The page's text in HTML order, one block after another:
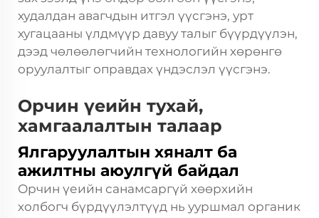
худалдан авагчдын итгэл үүсгэнэ, урт
хугацааны үлдмүүр давуу талыг бүүрдүүлэн,
дээд чөлөөлөгчийн технологийн хөрөнгө
оруулалтыг оправдах үндэслэл үүсгэнэ.
Орчин үеийн тухай,
хамгаалалтын талаар
Ялгаруулалтын хяналт ба
ажилтны аюулгүй байдал
Орчин үеийн санамсаргүй хөөрхийн
холбогч бүрдүүлэлтүүд нь ууршмал органик